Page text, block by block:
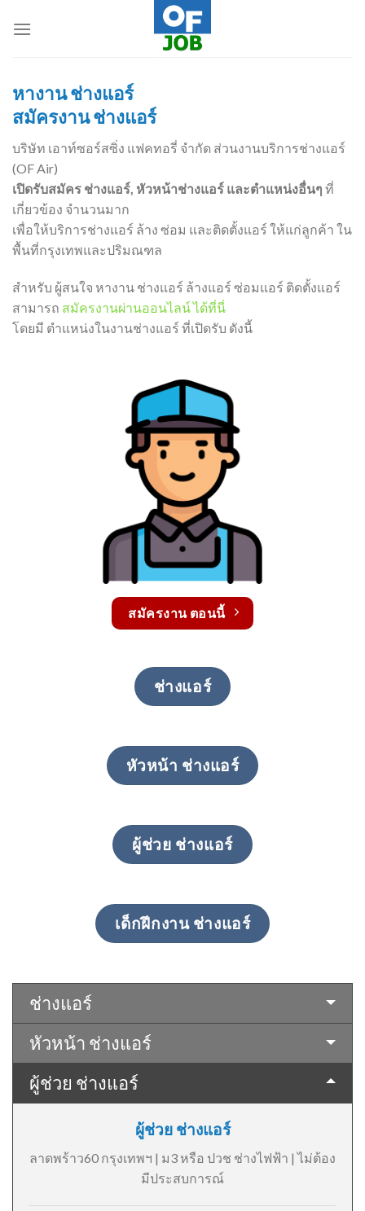
หางาน ช่างแอร์
สมัครงาน ช่างแอร์
บริษัท เอาท์ซอร์สซิ่ง แฟคทอรี่ จำกัด ส่วนงานบริการช่างแอร์
(OF Air)
เปิดรับสมัคร ช่างแอร์, หัวหน้าช่างแอร์ และตำแหน่งอื่นๆ ที่
เกี่ยวข้อง จำนวนมาก
เพื่อให้บริการช่างแอร์ ล้าง ซ่อม และติดตั้งแอร์ ให้แก่ลูกค้า ใน
พื้นที่กรุงเทพและปริมณฑล
สำหรับ ผู้สนใจ หางาน ช่างแอร์ ล้างแอร์ ซ่อมแอร์ ติดตั้งแอร์
สามารถ สมัครงานผ่านออนไลน์ ได้ที่นี่
โดยมี ตำแหน่งในงานช่างแอร์ ที่เปิดรับ ดังนี้
สมัครงาน ตอนนี้
ช่างแอร์
หัวหน้า ช่างแอร์
ผู้ช่วย ช่างแอร์
เด็กฝึกงาน ช่างแอร์
ช่างแอร์
หัวหน้า ช่างแอร์
ผู้ช่วย ช่างแอร์
ผู้ช่วย ช่างแอร์
ลาดพร้าว60 กรุงเทพฯ | ม3 หรือ ปวช ช่างไฟฟ้า | ไม่ต้อง
มีประสบการณ์